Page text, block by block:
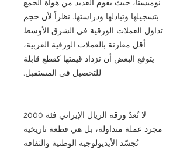
نوميستا، حيث يقوم العديد من هواة الجمع
بتسجيلها وتبادلها ودراستها. نظراً لأن حجم
تداول العملات الورقية في الشرق الأوسط
أقل مقارنة بالعملات الورقية الغربية،
يتوقع البعض أن تزداد قيمتها كقطع قابلة
للتحصيل في المستقبل.
لا تُعدّ ورقة الريال الإيراني فئة 2000
مجرد عملة متداولة، بل هي قطعة تاريخية
تُجسّد الأيديولوجية الوطنية والثقافة